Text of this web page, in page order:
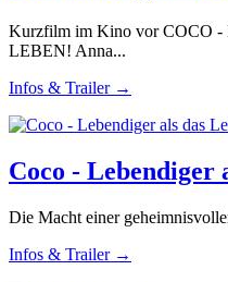
Kurzfilm im Kino vor COCO
LEBEN! Anna...
Infos & Trailer →
Coco - Lebendiger
Die Macht einer
Infos & Trailer →